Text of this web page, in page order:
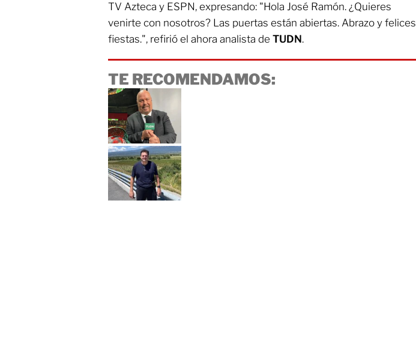
TV Azteca y ESPN, expresando: "Hola José Ramón. ¿Quieres
venirte con nosotros? Las puertas están abiertas. Abrazo y felices
fiestas.", refirió el ahora analista de TUDN.
TE RECOMENDAMOS: